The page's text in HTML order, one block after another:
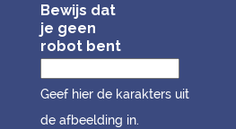
Bewijs dat
je geen
robot bent
Geef hier de karakters uit
de afbeelding in.